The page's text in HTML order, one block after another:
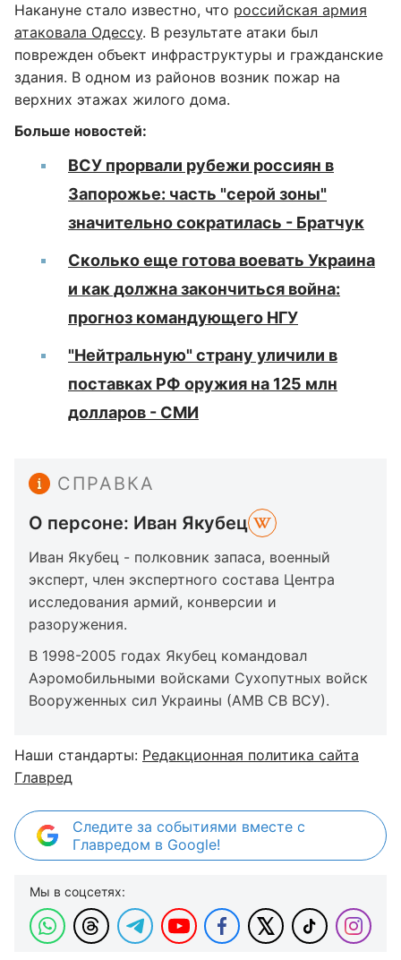
Накануне стало известно, что российская армия
атаковала Одессу. В результате атаки был
поврежден объект инфраструктуры и гражданские
здания. В одном из районов возник пожар на
верхних этажах жилого дома.
Больше новостей:
ВСУ прорвали рубежи россиян в
Запорожье: часть "серой зоны"
значительно сократилась - Братчук
Сколько еще готова воевать Украина
и как должна закончиться война:
прогноз командующего НГУ
"Нейтральную" страну уличили в
поставках РФ оружия на 125 млн
долларов - СМИ
СПРАВКА
О персоне: Иван Якубец
Иван Якубец - полковник запаса, военный
эксперт, член экспертного состава Центра
исследования армий, конверсии и
разоружения.
В 1998-2005 годах Якубец командовал
Аэромобильными войсками Сухопутных войск
Вооруженных сил Украины (АМВ СВ ВСУ).
Наши стандарты: Редакционная политика сайта
Главред
Следите за событиями вместе с
Главредом в Google!
Мы в соцсетях: